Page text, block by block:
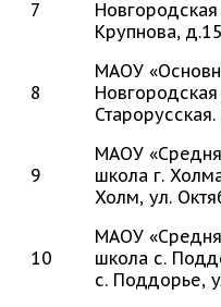
7
Крупнова,
8
МАОУ
Старорусская.
9
МАОУ
школа г.
Холм, ул.
10
МАОУ
школа с.
с. Поддорье,